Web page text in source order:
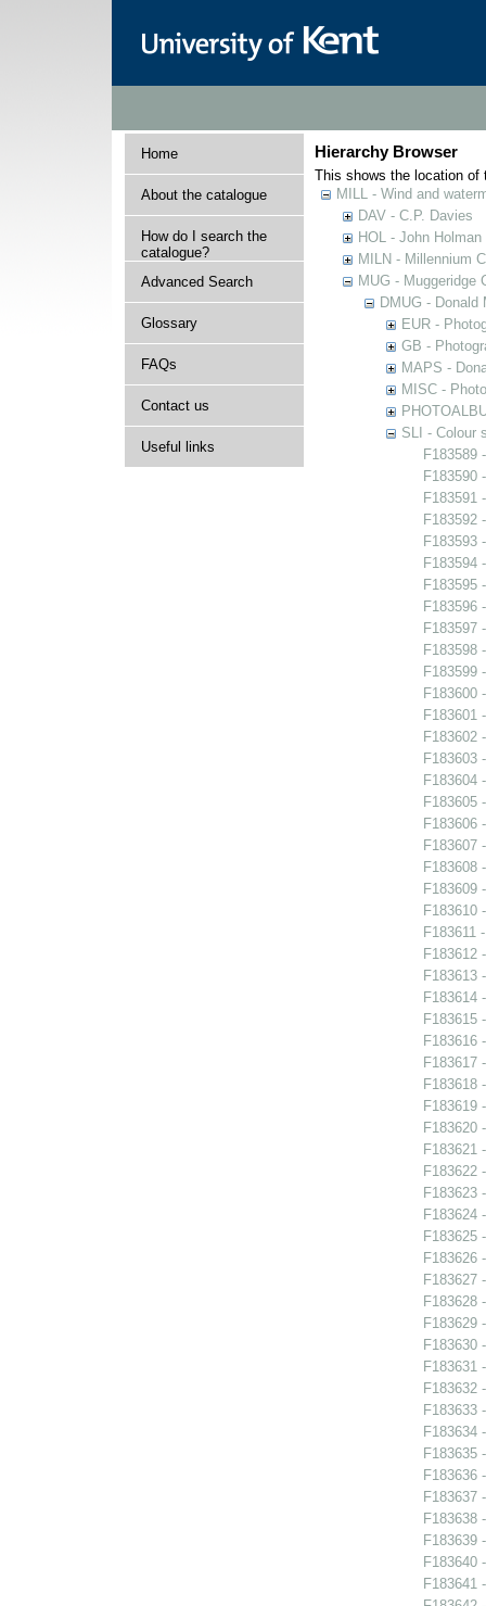
Home
About the catalogue
How do I search the
catalogue?
Advanced Search
Glossary
FAQs
Contact us
Useful links
Hierarchy Browser
This shows the location of
MILL - Wind and
DAV - C.P. Davies
HOL - John
MILN - Millennium
MUG - Muggeridge
DMUG - Donald
EUR -
GB -
MAPS -
MISC -
SLI - Colour
F183589
F183590
F183591
F183592
F183593
F183594
F183595
F183596
F183597
F183598
F183599
F183600
F183601
F183602
F183603
F183604
F183605
F183606
F183607
F183608
F183609
F183610
F183611
F183612
F183613
F183614
F183615
F183616
F183617
F183618
F183619
F183620
F183621
F183622
F183623
F183624
F183625
F183626
F183627
F183628
F183629
F183630
F183631
F183632
F183633
F183634
F183635
F183636
F183637
F183638
F183639
F183640
F183641